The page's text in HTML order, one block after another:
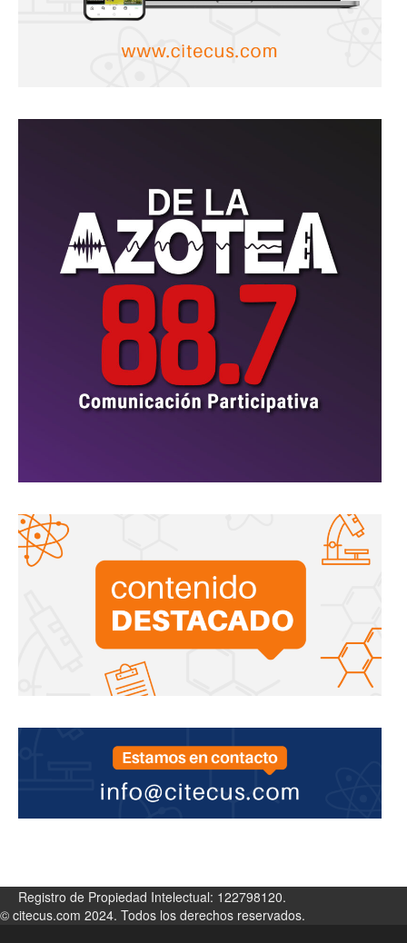
Registro de Propiedad Intelectual: 122798120.
© citecus.com 2024. Todos los derechos reservados.